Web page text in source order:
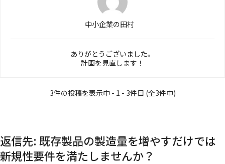
中小企業の田村
ありがとうございました。
計画を見直します！
3件の投稿を表示中 - 1 - 3件目 (全3件中)
返信先: 既存製品の製造量を増やすだけでは
新規性要件を満たしませんか？